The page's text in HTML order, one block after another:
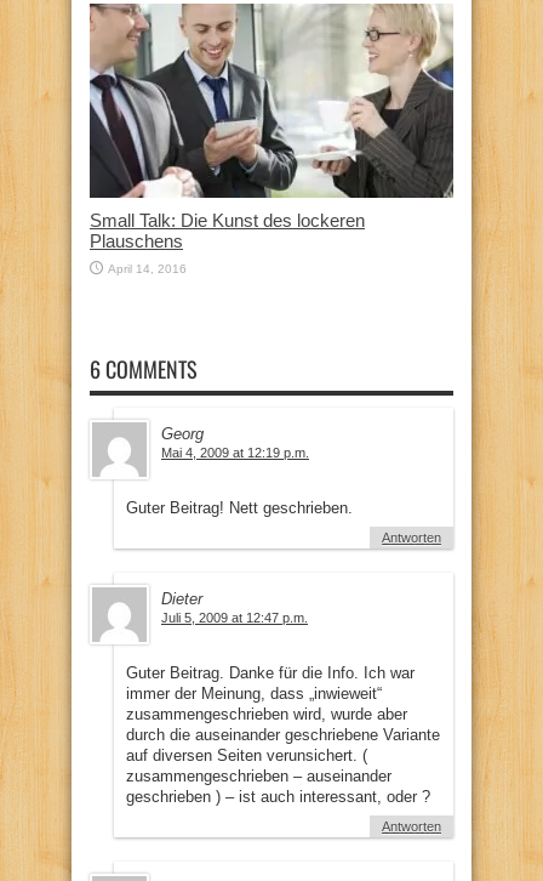
Small Talk: Die Kunst des lockeren
Plauschens
April 14, 2016
6 COMMENTS
Georg
Mai 4, 2009 at 12:19 p.m.
Guter Beitrag! Nett geschrieben.
Antworten
Dieter
Juli 5, 2009 at 12:47 p.m.
Guter Beitrag. Danke für die Info. Ich war
immer der Meinung, dass „inwieweit“
zusammengeschrieben wird, wurde aber
durch die auseinander geschriebene Variante
auf diversen Seiten verunsichert. (
zusammengeschrieben – auseinander
geschrieben ) – ist auch interessant, oder ?
Antworten